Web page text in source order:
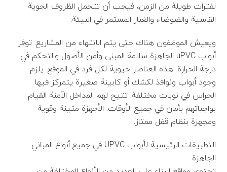
لفترات طويلة من الزمن، فيجب أن تتحمل الظروف الجوية
القاسية والضوضاء والغبار المستمر في البيئة.
ويعيش الموظفون هناك حتى يتم الانتهاء من المشاريع. توفر
أبواب uPVC الجاهزة سلامة المبنى وأمن الأصول والتحكم في
درجة الحرارة. هذه العناصر حيوية لكل فرد في الموقع. يلزم
وجود أبواب ونوافذ لكشك أو كابينة صغيرة يتمركز فيها
الحراس في نوبات مختلفة. تتيح لهم المداخل الآمنة القيام
بواجباتهم بأمان في جميع الأوقات. الأجهزة متينة وقوية
ومجهزة بنظام قفل ممتاز.
التطبيقات الرئيسية لأبواب UPVC في جميع أنواع المباني
الجاهزة